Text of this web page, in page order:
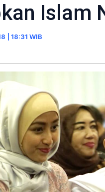
Terpilih
Akan
Menerapkan
Nusantara
Islam
| 18:31 WIB